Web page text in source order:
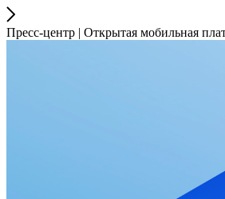
Пресс-центр | Открытая мобильная